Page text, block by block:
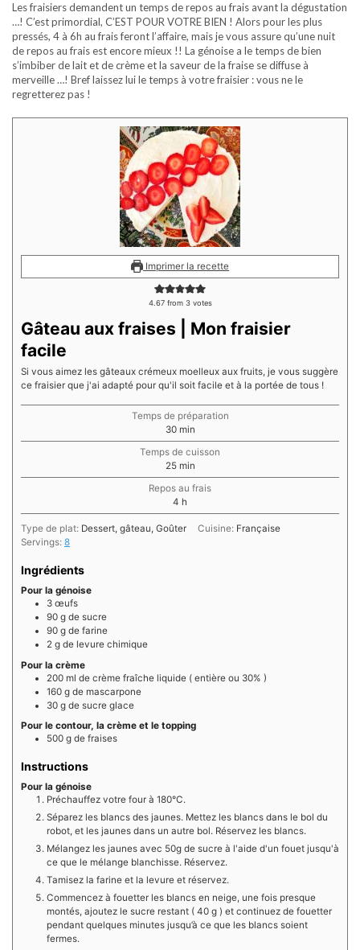
Les fraisiers demandent un temps de repos au frais avant la dégustation
…! C’est primordial, C’EST POUR VOTRE BIEN ! Alors pour les plus
pressés, 4 à 6h au frais feront l’affaire, mais je vous assure qu’une nuit
de repos au frais est encore mieux !! La génoise a le temps de bien
s’imbiber de lait et de crème et la saveur de la fraise se diffuse à
merveille …! Bref laissez lui le temps à votre fraisier : vous ne le
regretterez pas !
Imprimer la recette
4.67from 3votes
Gâteau aux fraises | Mon fraisier
facile
Si vous aimez les gâteaux crémeux moelleux aux fruits, je vous suggère
ce fraisier que j'ai adapté pour qu'il soit facile et à la portée de tous !
Temps de préparation
30minutes
min
Temps de cuisson
25minutes
min
Repos au frais
4 heures
h
Type de plat: Dessert, gâteau, Goûter Cuisine: Française
Servings: 8
Ingrédients
Pour la génoise
3 œufs
90 g de sucre
90 g de farine
2 g de levure chimique
Pour la crème
200 ml de crème fraîche liquide ( entière ou 30% )
160 g de mascarpone
30 g de sucre glace
Pour le contour, la crème et le topping
500 g de fraises
Instructions
Pour la génoise
Préchauffez votre four à 180°C.
Séparez les blancs des jaunes. Mettez les blancs dans le bol du
robot, et les jaunes dans un autre bol. Réservez les blancs.
Mélangez les jaunes avec 50g de sucre à l'aide d'un fouet jusqu'à
ce que le mélange blanchisse. Réservez.
Tamisez la farine et la levure et réservez.
Commencez à fouetter les blancs en neige, une fois presque
montés, ajoutez le sucre restant ( 40 g ) et continuez de fouetter
pendant quelques minutes jusqu’à ce que les blancs soient
fermes.